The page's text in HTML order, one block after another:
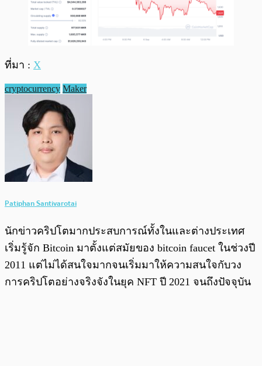
ที่มา : X
cryptocurrency Maker
Patiphan Santivarotai
นักข่าวคริปโตมากประสบการณ์ทั้งในและต่างประเทศ
เริ่มรู้จัก Bitcoin มาตั้งแต่สมัยของ bitcoin faucet ในช่วงปี
2011 แต่ไม่ได้สนใจมากจนเริ่มมาให้ความสนใจกับวง
การคริปโตอย่างจริงจังในยุค NFT ปี 2021 จนถึงปัจจุบัน